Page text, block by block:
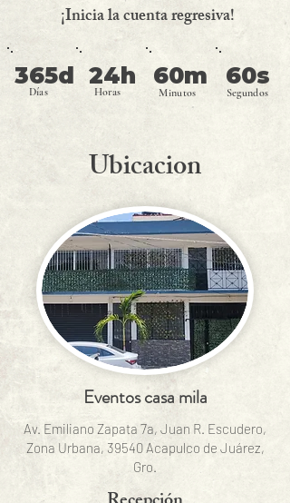
¡Inicia la cuenta regresiva!
365d 24h 60m 60s
Días Horas Minutos Segundos
Ubicacion
Eventos casa mila
Av. Emiliano Zapata 7a, Juan R. Escudero,
Zona Urbana, 39540 Acapulco de Juárez,
Gro.